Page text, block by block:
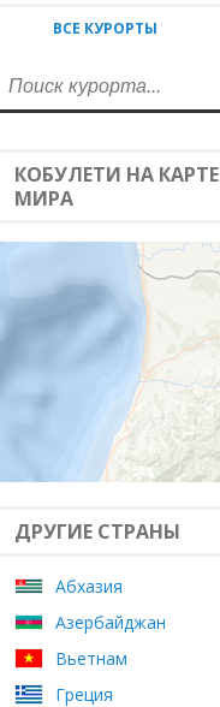
ВСЕ КУРОРТЫ
КОБУЛЕТИ НА КАРТЕ
МИРА
ДРУГИЕ СТРАНЫ
Абхазия
Азербайджан
Вьетнам
Греция